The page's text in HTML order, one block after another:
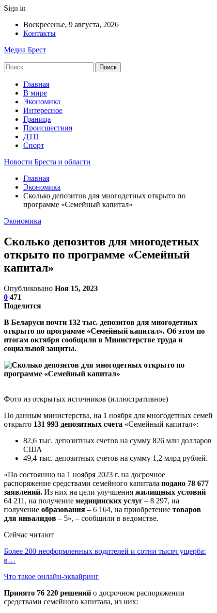
Sign in
Воскресенье, 9 августа, 2026
Контакты
Медиа Брест
Главная
В мире
Экономика
Интересное
Граница
Происшествия
ДТП
Спорт
Новости Бреста и области
Главная
Экономика
Сколько депозитов для многодетных открыто по
программе «Семейный капитал»
Экономика
Сколько депозитов для многодетных
открыто по программе «Семейный
капитал»
Опубликовано Ноя 15, 2023
0 471
Поделится
В Беларуси почти 132 тыс. депозитов для многодетных
открыто по программе «Семейный капитал». Об этом по
итогам октября сообщили в Министерстве труда и
социальной защиты.
Фото из открытых источников (иллюстративное)
По данным министерства, на 1 ноября для многодетных семей
открыто 131 993 депозитных счета «Семейный капитал»:
82,6 тыс. депозитных счетов на сумму 826 млн долларов
США
49,4 тыс. депозитных счетов на сумму 1,2 млрд рублей.
«По состоянию на 1 ноября 2023 г. на досрочное
распоряжение средствами семейного капитала подано 78 677
заявлений. Из них на цели улучшения жилищных условий –
64 211, на получение медицинских услуг – 8 297, на
получение образования – 6 164, на приобретение товаров
для инвалидов – 5», – сообщили в ведомстве.
Сейчас читают
Более 200 неоформленных водителей и сотни тысяч ущерба:
в…
Что такое онлайн-эквайринг
Принято 76 220 решений о досрочном распоряжении
средствами семейного капитала, из них: